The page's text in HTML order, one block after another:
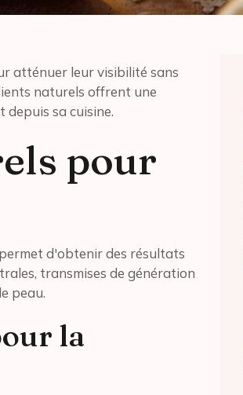
atténuer leur visibilité sans
naturels offrent une
sa cuisine.
pour
d'obtenir des résultats
transmises de génération
peau.
la